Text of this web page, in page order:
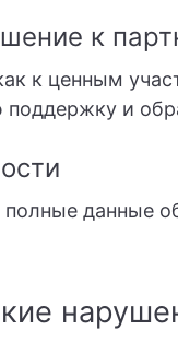
к
к ценным
поддержку и
полные данные